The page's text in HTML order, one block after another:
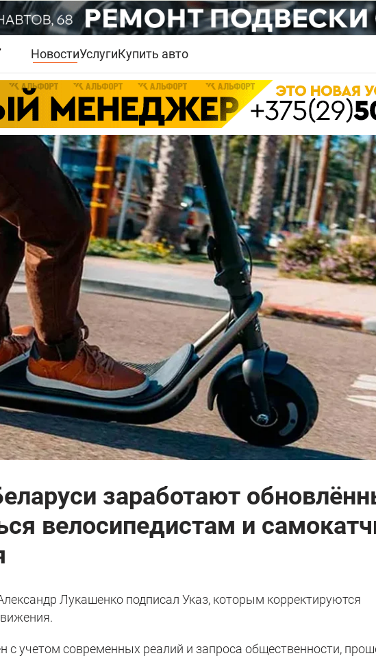
НовостиУслугиКупить авто
заработают
велосипедистам и
Лукашенко подписал Указ, которым корректируются
с учетом современных реалий и запроса общественности,